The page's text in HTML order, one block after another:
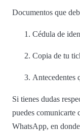
Documentos que
Cédula de
Copia de tu
Antecedentes
Si tienes dudas
puedes comunicarte
WhatsApp, en